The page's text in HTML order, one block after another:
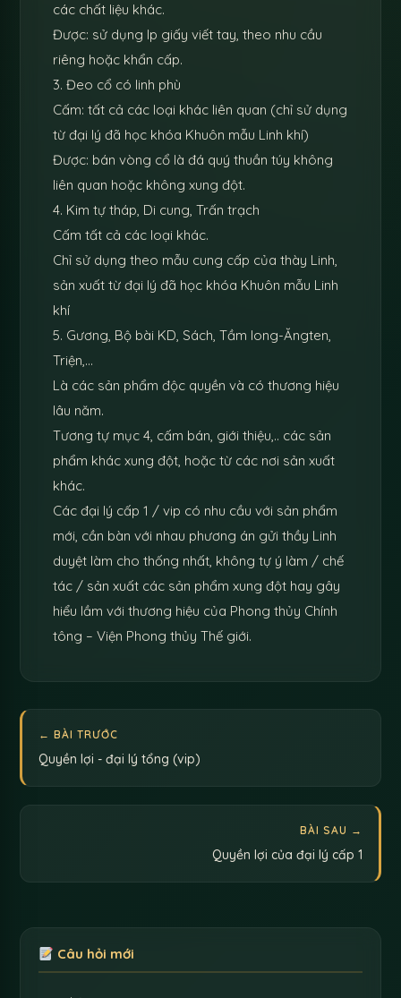
các chất liệu khác.
Được: sử dụng lp giấy viết tay, theo nhu cầu
riêng hoặc khẩn cấp.
3. Đeo cổ có linh phù
Cấm: tất cả các loại khác liên quan (chỉ sử dụng
từ đại lý đã học khóa Khuôn mẫu Linh khí)
Được: bán vòng cổ là đá quý thuần túy không
liên quan hoặc không xung đột.
4. Kim tự tháp, Di cung, Trấn trạch
Cấm tất cả các loại khác.
Chỉ sử dụng theo mẫu cung cấp của thày Linh,
sản xuất từ đại lý đã học khóa Khuôn mẫu Linh
khí
5. Gương, Bộ bài KD, Sách, Tầm long-Ăngten,
Triện,…
Là các sản phẩm độc quyền và có thương hiệu
lâu năm.
Tương tự mục 4, cấm bán, giới thiệu,.. các sản
phẩm khác xung đột, hoặc từ các nơi sản xuất
khác.
Các đại lý cấp 1 / vip có nhu cầu với sản phẩm
mới, cần bàn với nhau phương án gửi thầy Linh
duyệt làm cho thống nhất, không tự ý làm / chế
tác / sản xuất các sản phẩm xung đột hay gây
hiểu lầm với thương hiệu của Phong thủy Chính
tông – Viện Phong thủy Thế giới.
← BÀI TRƯỚC
Quyền lợi - đại lý tổng (vip)
BÀI SAU →
Quyền lợi của đại lý cấp 1
Câu hỏi mới